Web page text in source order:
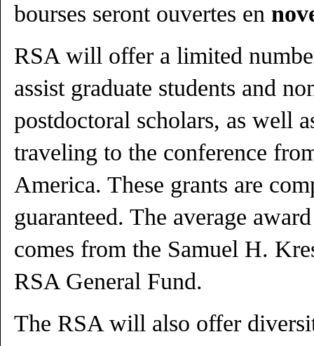
bourses seront ouvertes en
RSA will offer a limited
assist graduate students and
postdoctoral scholars, as well
traveling to the conference
America. These grants are
guaranteed. The average
comes from the Samuel H.
RSA General Fund.
The RSA will also offer